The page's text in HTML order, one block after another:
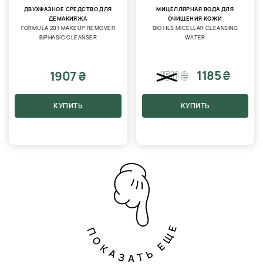
ДВУХФАЗНОЕ СРЕДСТВО ДЛЯ
ДЕМАКИЯЖА
FORMULA 201 MAKEUP REMOVER
BIPHASIC CLEANSER
1907 ₴
КУПИТЬ
МИЦЕЛЛЯРНАЯ ВОДА ДЛЯ
ОЧИЩЕНИЯ КОЖИ
BIO HLS MICELLAR CLEANSING
WATER
1511₴ 1185 ₴
КУПИТЬ
ПОКАЗАТЬ ЕЩЕ